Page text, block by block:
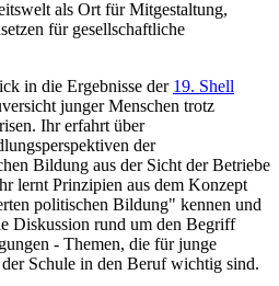
als Ort für Mitgestaltung,
für gesellschaftliche
in die Ergebnisse der 19. Shell
junger Menschen trotz
Ihr erfahrt über
der
Bildung aus der Sicht der Betriebe
lernt Prinzipien aus dem Konzept
politischen Bildung" kennen und
Diskussion rund um den Begriff
- Themen, die für junge
Schule in den Beruf wichtig sind.